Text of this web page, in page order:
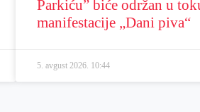
Parkiću” biće održan u
manifestacije „Dani piva“
5. avgust 2026. 10:44